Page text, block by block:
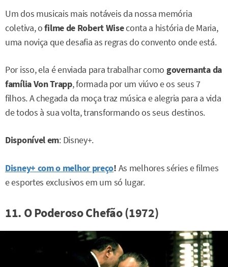
Um dos musicais mais notáveis da nossa memória
coletiva, ofilme de Robert Wiseconta a história de Maria,
uma noviça que desafia as regras do convento onde está.
Por isso, ela é enviada para trabalhar como governanta da
família Von Trapp, formada por um viúvo e os seus 7
filhos. A chegada da moça traz música e alegria para a vida
de todos à sua volta, transformando os seus destinos.
Disponível em: Disney+.
Disney+ com o melhor preço! As melhores séries e filmes
e esportes exclusivos em um só lugar.
11. O Poderoso Chefão (1972)